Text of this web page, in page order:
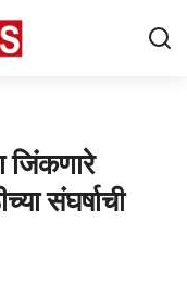
जिंकणारे
संघर्षाची